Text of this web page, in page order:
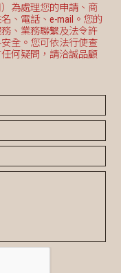
為處理您的申請、商
、電話、e-mail。您的
、業務聯繫及法令許
全。您可依法行使查
何疑問，請洽誠品顧